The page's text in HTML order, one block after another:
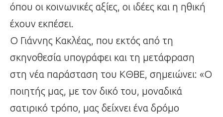
όπου οι κοινωνικές αξίες, οι ιδέες και η ηθική
έχουν εκπέσει.
Ο Γιάννης Κακλέας, που εκτός από τη
σκηνοθεσία υπογράφει και τη μετάφραση
στη νέα παράσταση του ΚΘΒΕ, σημειώνει: «Ο
ποιητής μας, με τον δικό του, μοναδικά
σατιρικό τρόπο, μας δείχνει ένα δρόμο